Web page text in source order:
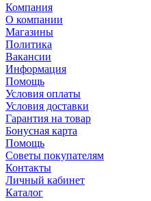
Компания
О компании
Магазины
Политика
Вакансии
Информация
Помощь
Условия оплаты
Условия доставки
Гарантия на товар
Бонусная карта
Помощь
Советы покупателям
Контакты
Личный кабинет
Каталог